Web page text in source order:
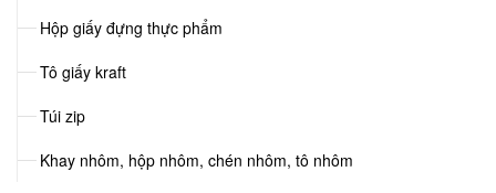
Hộp giấy đựng thực phẩm
Tô giấy kraft
Túi zip
Khay nhôm, hộp nhôm, chén nhôm, tô nhôm